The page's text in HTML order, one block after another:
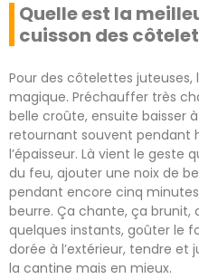
Quelle est la
cuisson des
Pour des côtelettes
magique. Préchauffer très
belle croûte, ensuite baisser
retournant souvent pendant
l’épaisseur. Là vient le geste
du feu, ajouter une noix de
pendant encore cinq
beurre. Ça chante, ça brunit,
quelques instants, goûter le
dorée à l’extérieur, tendre et
la cantine mais en mieux.